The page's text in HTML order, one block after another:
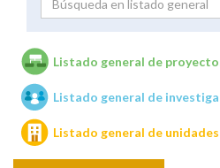
Unidades de
Listado general de
Listado general de
Listado general de